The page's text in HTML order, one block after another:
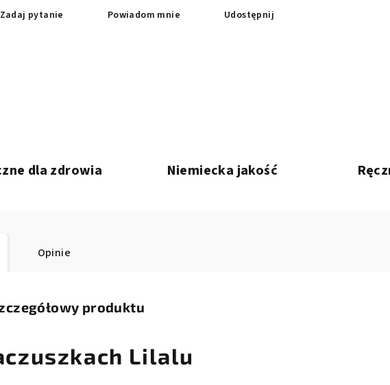
Zadaj pytanie Powiadom mnie Udostępnij
dla zdrowia Niemiecka jakość
Opinie
produktu
Lilalu